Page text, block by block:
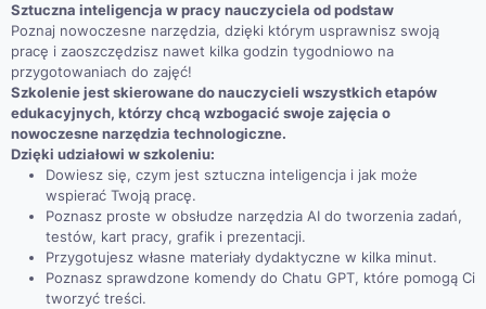
Sztuczna inteligencja w pracy nauczyciela od podstaw
Poznaj nowoczesne narzędzia, dzięki którym usprawnisz swoją
pracę i zaoszczędzisz nawet kilka godzin tygodniowo na
przygotowaniach do zajęć!
Szkolenie jest skierowane do nauczycieli wszystkich etapów
edukacyjnych, którzy chcą wzbogacić swoje zajęcia o
nowoczesne narzędzia technologiczne.
Dzięki udziałowi w szkoleniu:
Dowiesz się, czym jest sztuczna inteligencja i jak może
wspierać Twoją pracę.
Poznasz proste w obsłudze narzędzia AI do tworzenia zadań,
testów, kart pracy, grafik i prezentacji.
Przygotujesz własne materiały dydaktyczne w kilka minut.
Poznasz sprawdzone komendy do Chatu GPT, które pomogą Ci
tworzyć treści.